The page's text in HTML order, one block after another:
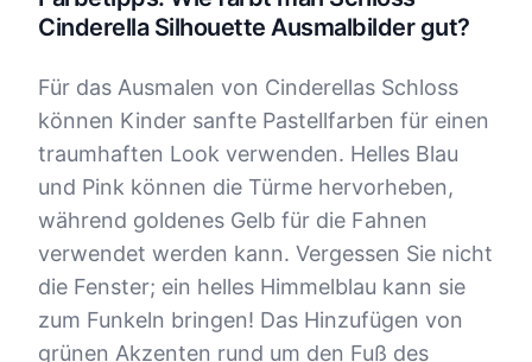
Cinderella Silhouette Ausmalbilder gut?
Für das Ausmalen von Cinderellas Schloss
können Kinder sanfte Pastellfarben für einen
traumhaften Look verwenden. Helles Blau
und Pink können die Türme hervorheben,
während goldenes Gelb für die Fahnen
verwendet werden kann. Vergessen Sie nicht
die Fenster; ein helles Himmelblau kann sie
zum Funkeln bringen! Das Hinzufügen von
grünen Akzenten rund um den Fuß des